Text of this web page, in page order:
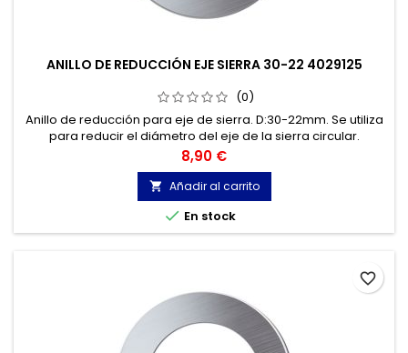
ANILLO DE REDUCCIÓN EJE SIERRA 30-22 4029125
(0)
Anillo de reducción para eje de sierra. D:30-22mm. Se utiliza
para reducir el diámetro del eje de la sierra circular.
Precio
8,90 €
 Añadir al carrito
 En stock
favorite_border